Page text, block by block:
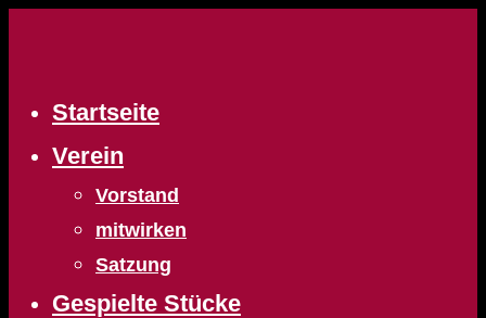
Startseite
Verein
Vorstand
mitwirken
Satzung
Gespielte Stücke